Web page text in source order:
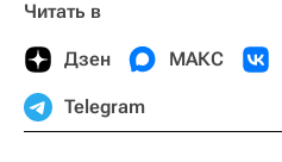
Читать в
Дзен МАКС
Telegram